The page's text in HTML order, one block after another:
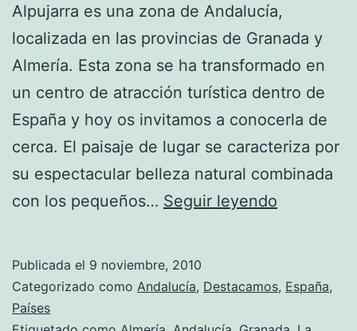
Alpujarra es una zona de Andalucía,
localizada en las provincias de Granada y
Almería. Esta zona se ha transformado en
un centro de atracción turística dentro de
España y hoy os invitamos a conocerla de
cerca. El paisaje de lugar se caracteriza por
su espectacular belleza natural combinada
con los pequeños… Seguir leyendo
Un
Publicada el 9 noviembre, 2010
Categorizado como Andalucía, Destacamos, España,
Países